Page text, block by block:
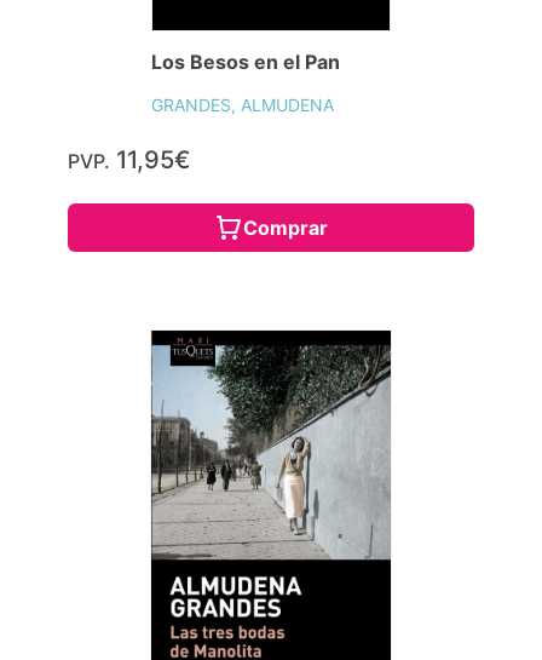
Los Besos en el Pan
GRANDES, ALMUDENA
PVP. 11,95€
Comprar